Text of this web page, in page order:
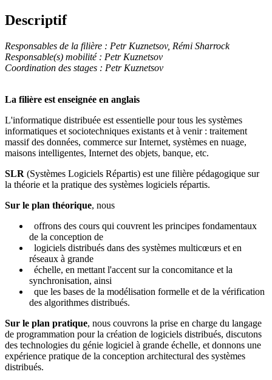
Descriptif
Responsables de la filière : Petr Kuznetsov, Rémi Sharrock
Responsable(s) mobilité : Petr Kuznetsov
Coordination des stages : Petr Kuznetsov
La filière est enseignée en anglais
L'informatique distribuée est essentielle pour tous les systèmes
informatiques et sociotechniques existants et à venir : traitement
massif des données, commerce sur Internet, systèmes en nuage,
maisons intelligentes, Internet des objets, banque, etc.
SLR (Systèmes Logiciels Répartis) est une filière pédagogique sur
la théorie et la pratique des systèmes logiciels répartis.
Sur le plan théorique, nous
offrons des cours qui couvrent les principes fondamentaux
de la conception de
logiciels distribués dans des systèmes multicœurs et en
réseaux à grande
échelle, en mettant l'accent sur la concomitance et la
synchronisation, ainsi
que les bases de la modélisation formelle et de la vérification
des algorithmes distribués.
Sur le plan pratique, nous couvrons la prise en charge du langage
de programmation pour la création de logiciels distribués, discutons
des technologies du génie logiciel à grande échelle, et donnons une
expérience pratique de la conception architectural des systèmes
distribués.